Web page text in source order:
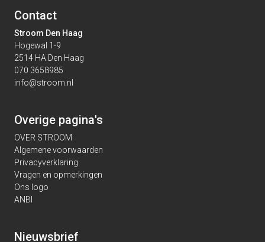
Contact
Stroom Den Haag
Hogewal 1-9
2514 HA Den Haag
070 3658985
info@stroom.nl
Overige pagina's
OVER STROOM
Algemene voorwaarden
Privacyverklaring
Vragen en opmerkingen
Ons logo
ANBI
Nieuwsbrief